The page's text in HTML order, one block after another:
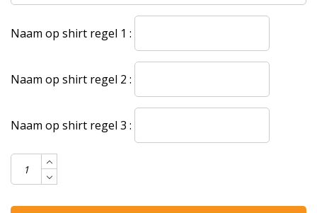
Naam op shirt regel 1 :
Naam op shirt regel 2 :
Naam op shirt regel 3 :